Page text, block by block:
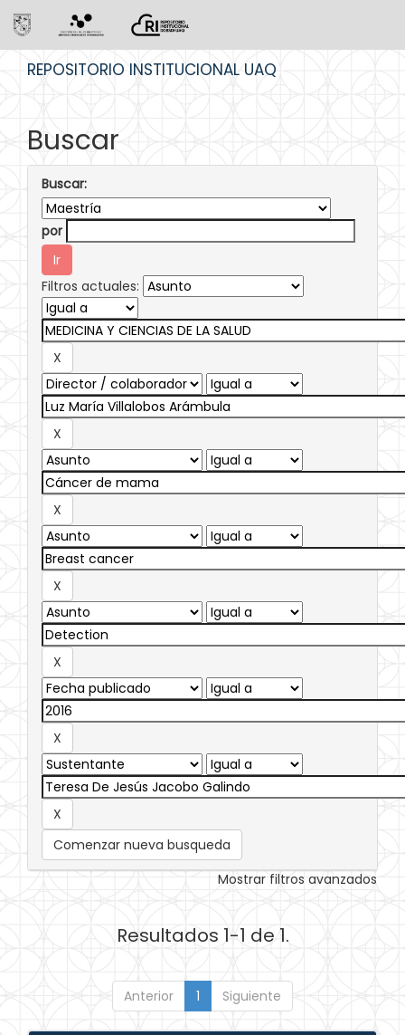
REPOSITORIO INSTITUCIONAL UAQ
Buscar
Buscar:
por
Filtros actuales:
Comenzar nueva busqueda
Mostrar filtros avanzados
Resultados 1-1 de 1.
Anterior 1 Siguiente